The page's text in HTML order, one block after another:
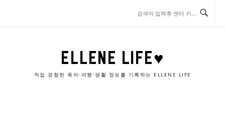
ELLENE LIFE♥
직접 경험한 육아·여행·생활 정보를 기록하는 ELLENE LIFE